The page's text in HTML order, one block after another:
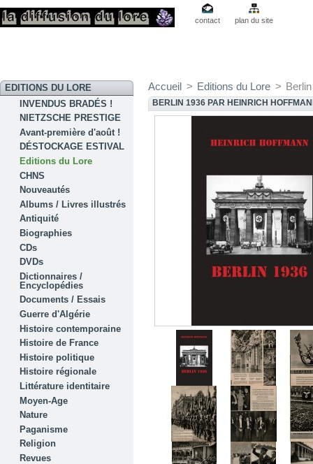
contact plan du site
EDITIONS DU LORE
INVENDUS BRADÉS !
NIETZSCHE PRESTIGE
Avant-première d'août !
DÉSTOCKAGE ESTIVAL
Editions du Lore
CHNS
Nouveautés
Albums / Livres illustrés
Antiquité
Biographies
CDs
DVDs
Dictionnaires /
Encyclopédies
Documents / Essais
Guerre d'Algérie
Histoire contemporaine
Histoire de France
Histoire politique
Histoire régionale
Littérature identitaire
Moyen-Age
Nature
Paganisme
Religion
Revues
Accueil > Editions du Lore >
BERLIN 1936 PAR HEINRICH